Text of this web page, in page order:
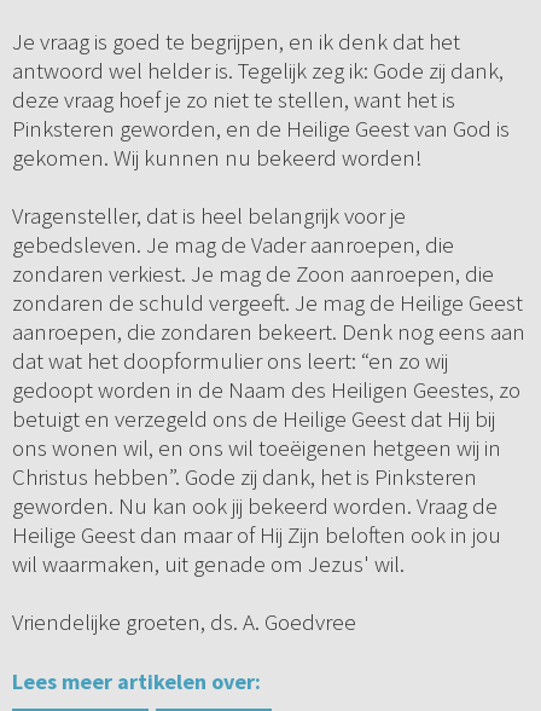
Je vraag is goed te begrijpen, en ik denk dat het
antwoord wel helder is. Tegelijk zeg ik: Gode zij dank,
deze vraag hoef je zo niet te stellen, want het is
Pinksteren geworden, en de Heilige Geest van God is
gekomen. Wij kunnen nu bekeerd worden!
Vragensteller, dat is heel belangrijk voor je
gebedsleven. Je mag de Vader aanroepen, die
zondaren verkiest. Je mag de Zoon aanroepen, die
zondaren de schuld vergeeft. Je mag de Heilige Geest
aanroepen, die zondaren bekeert. Denk nog eens aan
dat wat het doopformulier ons leert: “en zo wij
gedoopt worden in de Naam des Heiligen Geestes, zo
betuigt en verzegeld ons de Heilige Geest dat Hij bij
ons wonen wil, en ons wil toeëigenen hetgeen wij in
Christus hebben”. Gode zij dank, het is Pinksteren
geworden. Nu kan ook jij bekeerd worden. Vraag de
Heilige Geest dan maar of Hij Zijn beloften ook in jou
wil waarmaken, uit genade om Jezus' wil.
Vriendelijke groeten, ds. A. Goedvree
Lees meer artikelen over: